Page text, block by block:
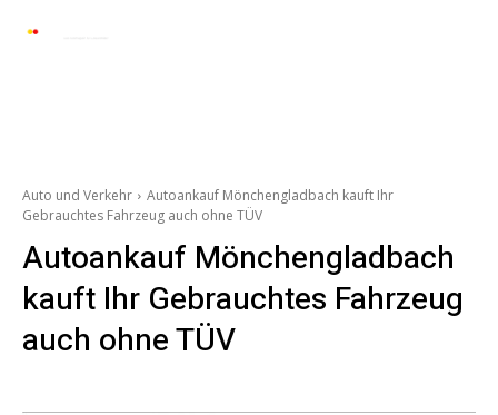
Auto und Verkehr
Autoankauf Mönchengladbach kauft Ihr
Gebrauchtes Fahrzeug auch ohne TÜV
Autoankauf Mönchengladbach
kauft Ihr Gebrauchtes Fahrzeug
auch ohne TÜV